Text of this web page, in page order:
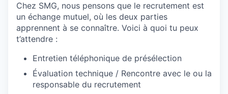
Chez SMG, nous pensons que le recrutement est
un échange mutuel, où les deux parties
apprennent à se connaître. Voici à quoi tu peux
t’attendre :
Entretien téléphonique de présélection
Évaluation technique / Rencontre avec le ou la
responsable du recrutement